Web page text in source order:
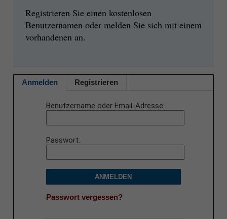
Registrieren Sie einen kostenlosen
Benutzernamen oder melden Sie sich mit einem
vorhandenen an.
Anmelden Registrieren
Benutzername oder Email-Adresse
Passwort
ANMELDEN
Passwort vergessen?